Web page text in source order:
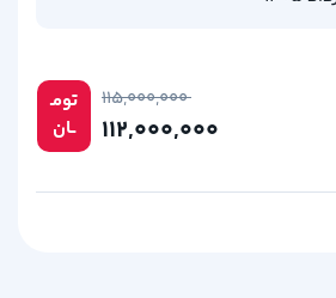
تومـ
ــان
۱۱۵,۰۰۰,۰۰۰